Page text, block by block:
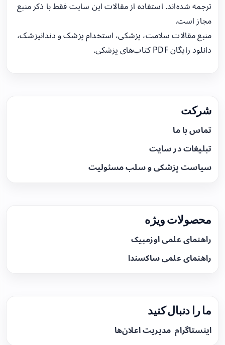
ترجمه شده‌اند. استفاده از مقالات این سایت فقط با ذکر منبع
مجاز است.
منبع مقالات سلامت، پزشکی، استخدام پزشک و دندانپزشک،
دانلود رایگان PDF کتاب‌های پزشکی.
شرکت
تماس با ما
تبلیغات در سایت
سیاست پزشکی و سلب مسئولیت
محصولات ویژه
راهنمای علمی اوزمپیک
راهنمای علمی ساکسندا
ما را دنبال کنید
اینستاگرام مدیریت اعلان‌ها